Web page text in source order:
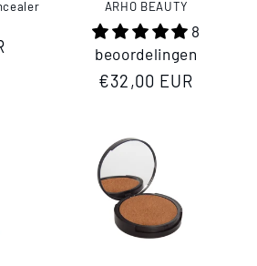
ARHO BEAUTY
8
beoordelingen
Normale
€32,00 EUR